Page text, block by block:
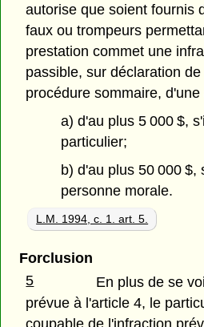
autorise que soient fournis
faux ou trompeurs
prestation commet une
passible, sur déclaration
procédure sommaire, d'une
a) d'au plus 5 000 $,
particulier;
b) d'au plus 50 000 $,
personne morale.
L.M. 1994, c. 1. art. 5.
Forclusion
5
En plus de se
prévue à l'article 4, le
coupable de l'infraction